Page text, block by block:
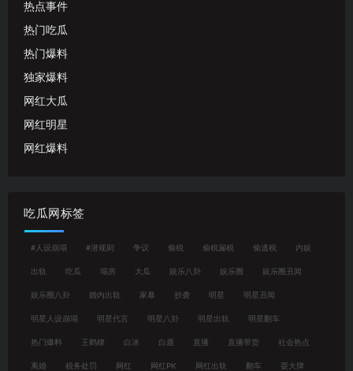
热点事件
热门吃瓜
热门爆料
独家爆料
网红大瓜
网红明星
网红爆料
吃瓜网标签
#人设崩塌 #潜规则 争议 偷税 偷税漏税 偷逃税 内娱
出轨 吃瓜 塌房 大瓜 娱乐八卦 娱乐圈 娱乐圈丑闻
娱乐圈八卦 婚内出轨 家暴 抄袭 明星 明星丑闻
明星人设崩塌 明星代言 明星八卦 明星出轨 明星翻车
热门爆料 王鹤棣 白冰 白鹿 直播 直播带货 社会热点
离婚 税务处罚 网红 网红PK 网红出轨 翻车 耍大牌